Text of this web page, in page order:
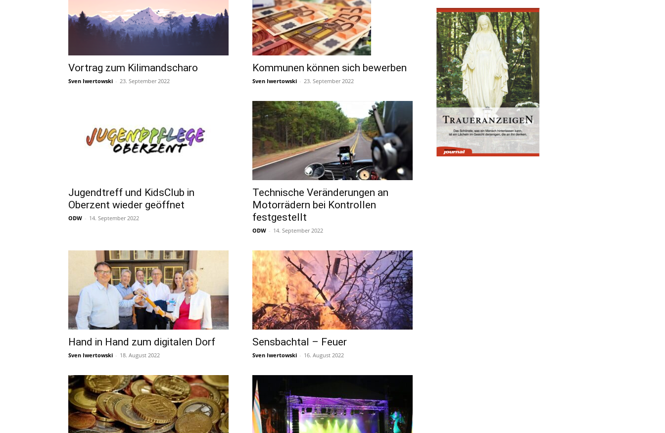
Vortrag zum Kilimandscharo
Sven Iwertowski - 23. September 2022
Kommunen können sich bewerben
Sven Iwertowski - 23. September 2022
Jugendtreff und KidsClub in
Oberzent wieder geöffnet
ODW - 14. September 2022
Technische Veränderungen an
Motorrädern bei Kontrollen
festgestellt
ODW - 14. September 2022
Hand in Hand zum digitalen Dorf
Sven Iwertowski - 18. August 2022
Sensbachtal – Feuer
Sven Iwertowski - 16. August 2022